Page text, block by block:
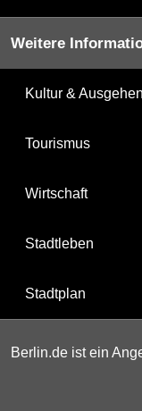
Weitere
Kultur & Ausgehen
Tourismus
Wirtschaft
Stadtleben
Stadtplan
Berlin.de ist ein